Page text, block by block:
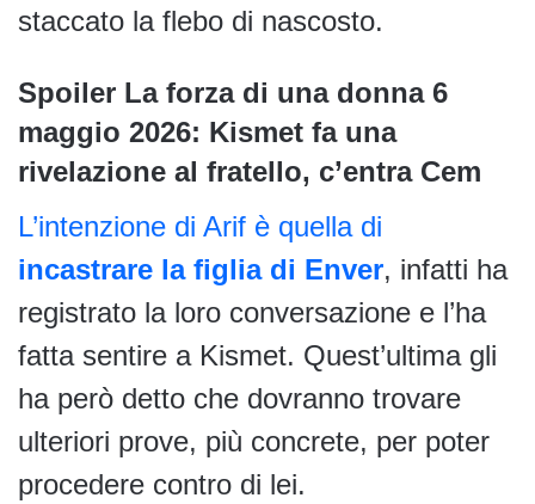
staccato la flebo di nascosto.
Spoiler La forza di una donna 6
maggio 2026: Kismet fa una
rivelazione al fratello, c’entra Cem
L’intenzione di Arif è quella di
incastrare la figlia di Enver, infatti ha
registrato la loro conversazione e l’ha
fatta sentire a Kismet. Quest’ultima gli
ha però detto che dovranno trovare
ulteriori prove, più concrete, per poter
procedere contro di lei.